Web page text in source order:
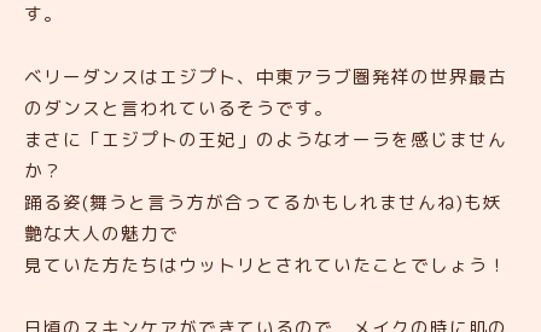
す。
ベリーダンスはエジプト、中東アラブ圏発祥の世界最古
のダンスと言われているそうです。
まさに「エジプトの王妃」のようなオーラを感じません
か？
踊る姿(舞うと言う方が合ってるかもしれませんね)も妖
艶な大人の魅力で
見ていた方たちはウットリとされていたことでしょう！